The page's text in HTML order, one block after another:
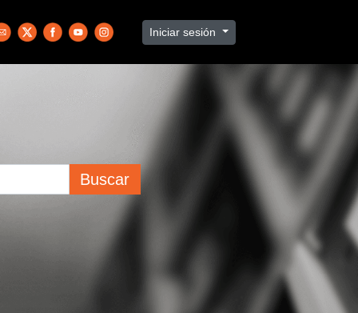
Iniciar sesión
Buscar